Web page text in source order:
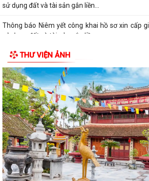
sử dụng đất và tài sản gắn liền...
Thông báo Niêm yết công khai hồ sơ xin cấp
sử dụng đất và tài sản gắn liền...
Quyết định về việc công bố Danh mục thủ
hành, được sửa đổi,bổ sung thuộc...
Thông báo niêm yết công khai hồ sơ xin cấp
sử dụng đất và tài sản gắn liền...
Thông báo niêm yết công khai hồ sơ xin cấp
sử dụng đất và tài sản gắn liền...
Thông báo niêm yết công khai hồ sơ xin cấp
sử dụng đất và tài sản gắn liền...
Thông báo niêm yết công khai hồ sơ xin cấp
THƯ VIỆN ẢNH